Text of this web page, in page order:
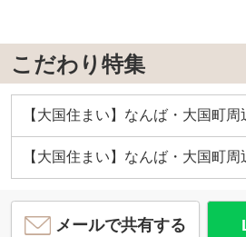
こだわり特集
【大国住まい】なんば・大国町
【大国住まい】なんば・大国町
メールで共有する